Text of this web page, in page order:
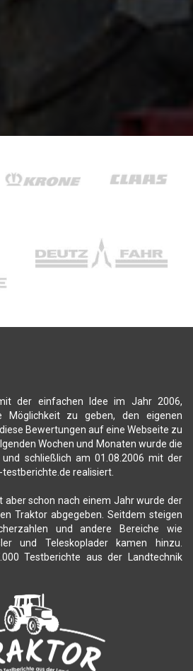
der einfachen Idee im Jahr 2006,
Möglichkeit zu geben, den eigenen
Bewertungen auf eine Webseite zu
Wochen und Monaten wurde die
schließlich am 01.08.2006 mit der
realisiert.
schon nach einem Jahr wurde der
Traktor abgegeben. Seitdem steigen
und andere Bereiche wie
und Teleskoplader kamen hinzu.
Testberichte aus der Landtechnik